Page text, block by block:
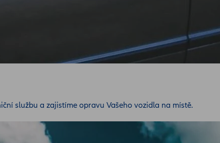
službu a zajistíme opravu Vašeho vozidla na místě.